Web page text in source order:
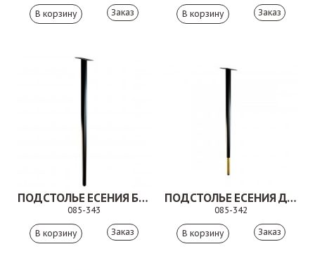
Заказ Заказ
ПОДСТОЛЬЕ ЕСЕНИЯ БЛЭК
085-343
Заказ
ПОДСТОЛЬЕ ЕСЕНИЯ ДУО
085-342
Заказ